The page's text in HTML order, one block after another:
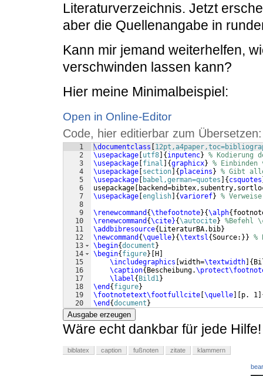
Literaturverzeichnis. Jetzt
aber die Quellenangabe in
Kann mir jemand weiterhelfen,
verschwinden lassen kann?
Hier meine Minimalbeispiel:
Open in Online-Editor
Code, hier editierbar zum Übersetzen:
1
2
3
4
5
6
7
8
9
10
11
12
13
14
15
16
17
18
19
20
\documentclass
\usepackage utf8 { inputenc} % Kodierung
\usepackage final {graphicx} %
\usepackage section { placeins } % Gibt
\usepackage
babel,german=quotes { csquotes
usepackage
\usepackage english {varioref} %
\renewcommand {\thefootnote}{\alph{
\renewcommand {\cite}{\autocite} %Befehl
\addbibresource{ LiteraturBA.bib}
\newcommand {\quelle}{\textsl{Source: }}
\begin{document }
\begin{ figure} H
\includegraphics width=\textwidth {
\caption{ Bescheibung.
\label{ Bild1}
\end { figure}
\footnotetext\footfullcite \quelle p. 1
\end {document }
Ausgabe erzeugen
Wäre echt dankbar für jede Hilfe!
biblatex caption fußnoten zitate klammern